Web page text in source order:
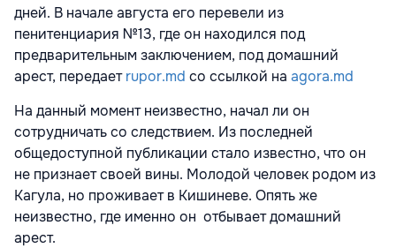
дней. В начале августа его перевели из
пенитенциария №13, где он находился под
предварительным заключением, под домашний
арест, передаетrupor.md со ссылкой на agora.md
На данный момент неизвестно, начал ли он
сотрудничать со следствием. Из последней
общедоступной публикации стало известно, что он
не признает своей вины. Молодой человек родом из
Кагула, но проживает в Кишиневе. Опять же
неизвестно, где именно он отбывает домашний
арест.